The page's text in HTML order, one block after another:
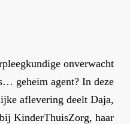
onverwacht
geheim agent? In deze
aflevering deelt Daja,
KinderThuisZorg, haar